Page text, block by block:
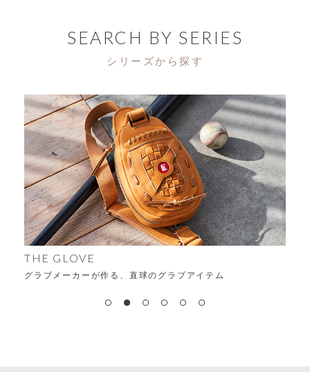
SEARCH BY SERIES
シリーズから探す
THE GLOVE
グラブメーカーが作る、直球のグラブアイテム